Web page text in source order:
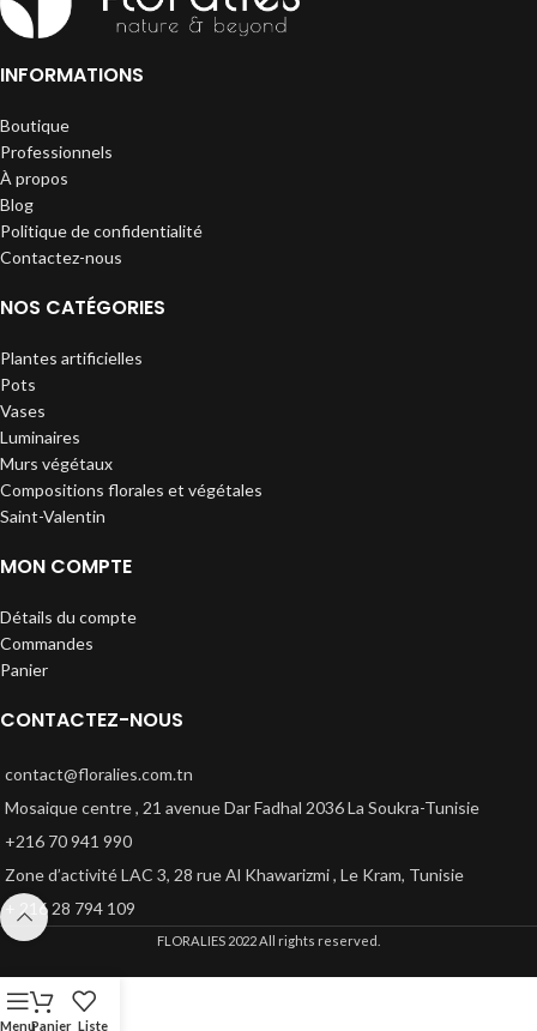
INFORMATIONS
Boutique
Professionnels
À propos
Blog
Politique de confidentialité
Contactez-nous
NOS CATÉGORIES
Plantes artificielles
Pots
Vases
Luminaires
Murs végétaux
Compositions florales et végétales
Saint-Valentin
MON COMPTE
Détails du compte
Commandes
Panier
CONTACTEZ-NOUS
contact@floralies.com.tn
Mosaique centre , 21 avenue Dar Fadhal 2036 La Soukra-Tunisie
+216 70 941 990
Zone d’activité LAC 3, 28 rue Al Khawarizmi , Le Kram, Tunisie
+ 216 28 794 109
FLORALIES 2022 All rights reserved.
MenuPanier Liste